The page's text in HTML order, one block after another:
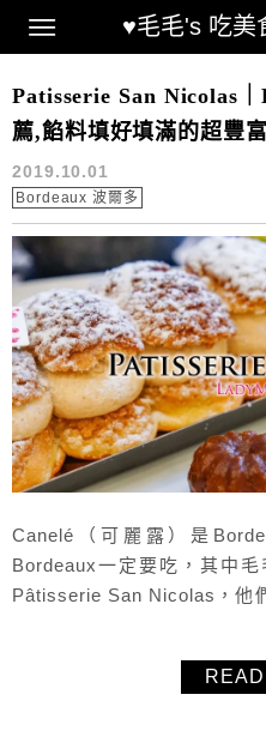
♥毛毛's 吃美
Main Menu
波爾多 下午茶推薦
Patisserie San Nicolas
薦,餡料填好填滿的超豐
2019.10.01
Bordeaux 波爾多
Canelé（可麗露）是
Bordeaux一定要吃，其中
Pâtisserie San Nicolas，他
San Nicolas品嚐看看他們家